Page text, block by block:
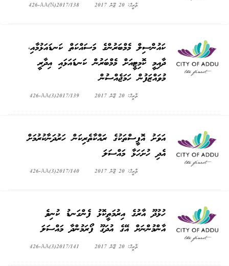
ތާރީޚް: 20 ޖޫން 2017 426-AA(N)2017/138
ކައުންސިލް މެމްބަރުންގެ މަސައްކަތް ކަނޑައަޅުމާއި،
ދާއިމީ ކޮމިޓީއަށް މެމްބަރުން ކަނޑައަޅައި އިދާރީ
މުވައްޒަފުން ހަމަޖެއްސުން
ތާރީޚް: 20 ޖޫން 2017 426-AA(3)2017/139
އަވަށު އޮފީސްތަކުގެ ރައްކާތެރިކަން ހަރުދަނާކުރުމަށް
އެދި ހުށަހަޅާ މައްސަލަ
ތާރީޚް: 20 ޖޫން 2017 426-AA(3)2017/140
ހުޅުދޫ އާރުގެ އިރުމަތީކޮޅު ފެންގަނޑު ކުނިވެ
އާންމުންނަށް އޭގެ އުދަގޫ ފޯރަމުންދާ މައްސަލަ
ތާރީޚް: 20 ޖޫން 2017 426-AA(3)2017/141